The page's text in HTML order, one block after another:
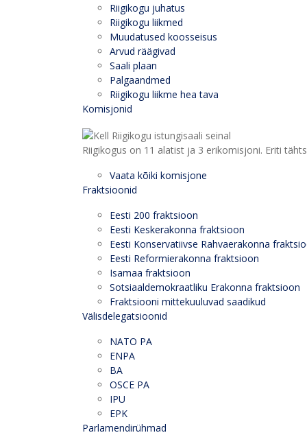
Riigikogu juhatus
Riigikogu liikmed
Muudatused koosseisus
Arvud räägivad
Saali plaan
Palgaandmed
Riigikogu liikme hea tava
Komisjonid
Riigikogus on 11 alatist ja 3 erikomisjoni. Eriti
Vaata kõiki komisjone
Fraktsioonid
Eesti 200 fraktsioon
Eesti Keskerakonna fraktsioon
Eesti Konservatiivse Rahvaerakonna
Eesti Reformierakonna fraktsioon
Isamaa fraktsioon
Sotsiaaldemokraatliku Erakonna fraktsioon
Fraktsiooni mittekuuluvad saadikud
Välisdelegatsioonid
NATO PA
ENPA
BA
OSCE PA
IPU
EPK
Parlamendirühmad